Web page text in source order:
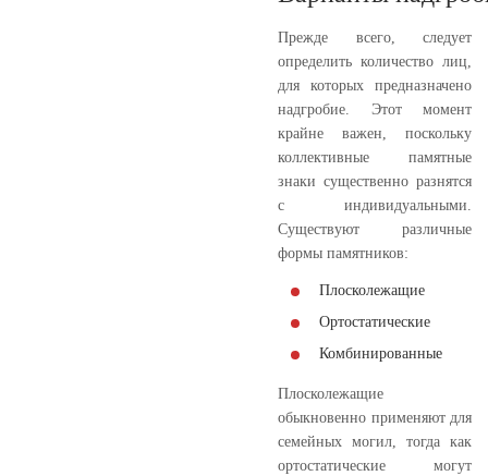
Прежде всего, следует
определить количество лиц,
для которых предназначено
надгробие. Этот момент
крайне важен, поскольку
коллективные памятные
знаки существенно разнятся
с индивидуальными.
Существуют различные
формы памятников:
Плосколежащие
Ортостатические
Комбинированные
Плосколежащие
обыкновенно применяют для
семейных могил, тогда как
ортостатические могут